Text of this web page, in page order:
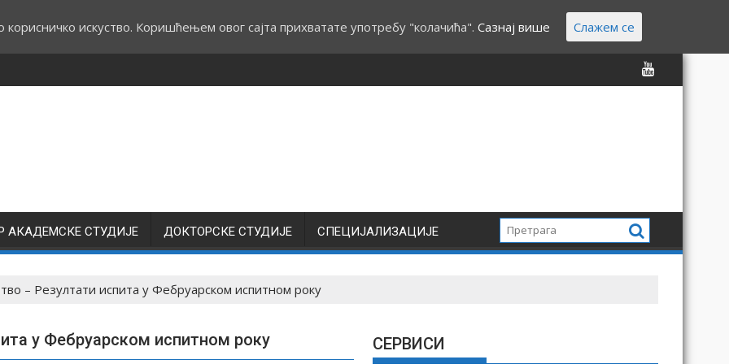
АКАДЕМСКЕ СТУДИЈЕ ДОКТОРСКЕ СТУДИЈЕ СПЕЦИЈАЛИЗАЦИЈЕ
– Резултати испита у Фебруарском испитном року
у Фебруарском испитном року СЕРВИСИ
искуство. Коришћењем овог сајта прихватате употребу "колачића". Сазнај више Слажем се